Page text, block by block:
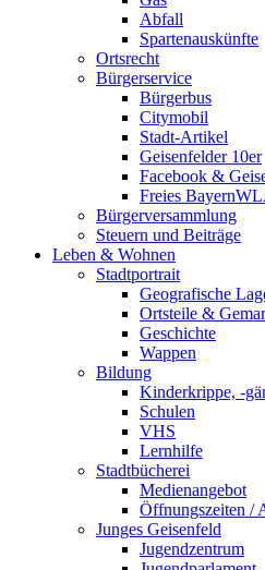
Abfall
Spartenauskünfte
Ortsrecht
Bürgerservice
Bürgerbus
Citymobil
Stadt-Artikel
Geisenfelder 10er
Facebook &
Freies
Bürgerversammlung
Steuern und Beiträge
Leben & Wohnen
Stadtportrait
Geografische
Ortsteile &
Geschichte
Wappen
Bildung
Kinderkrippe, -
Schulen
VHS
Lernhilfe
Stadtbücherei
Medienangebot
Öffnungszeiten /
Junges Geisenfeld
Jugendzentrum